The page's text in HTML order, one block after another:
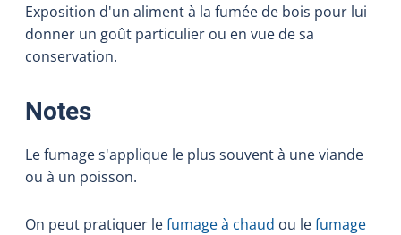
Exposition d'un aliment à la fumée de bois pour lui
donner un goût particulier ou en vue de sa
conservation.
Notes:
Le fumage s'applique le plus souvent à une viande
ou à un poisson.
On peut pratiquer lefumage à chaud ou lefumage